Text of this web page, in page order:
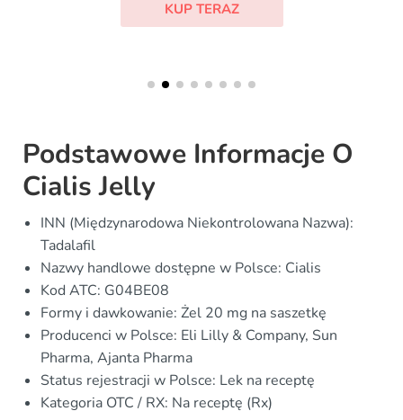
KUP TERAZ
Podstawowe Informacje O
Cialis Jelly
INN (Międzynarodowa Niekontrolowana Nazwa):
Tadalafil
Nazwy handlowe dostępne w Polsce: Cialis
Kod ATC: G04BE08
Formy i dawkowanie: Żel 20 mg na saszetkę
Producenci w Polsce: Eli Lilly & Company, Sun
Pharma, Ajanta Pharma
Status rejestracji w Polsce: Lek na receptę
Kategoria OTC / RX: Na receptę (Rx)